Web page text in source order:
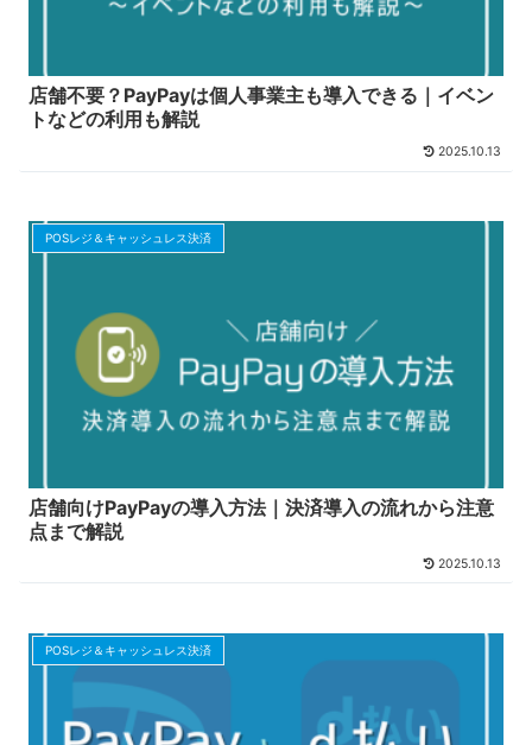
店舗不要？PayPayは個人事業主も導入できる｜イベン
トなどの利用も解説
2025.10.13
POSレジ＆キャッシュレス決済
店舗向けPayPayの導入方法｜決済導入の流れから注意
点まで解説
2025.10.13
POSレジ＆キャッシュレス決済